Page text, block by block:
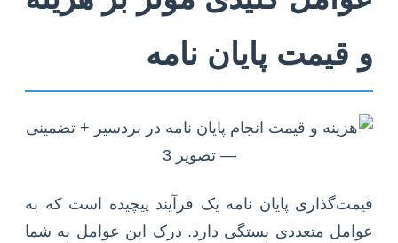
و قیمت پایان نامه
قیمت‌گذاری پایان نامه یک فرآیند پیچیده است که به
عوامل متعددی بستگی دارد. درک این عوامل به شما